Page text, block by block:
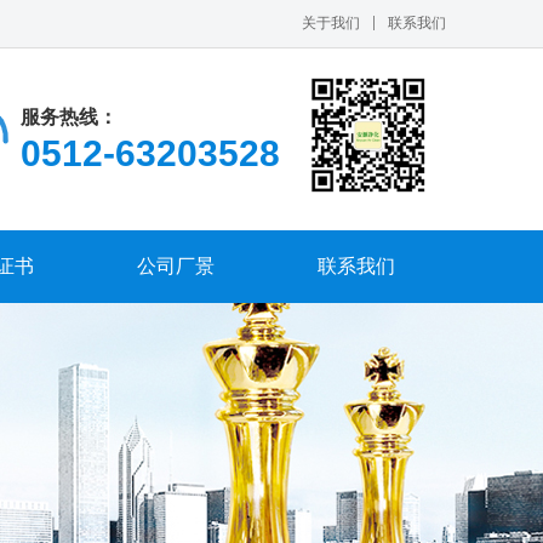
关于我们 联系我们
服务热线：
0512-63203528
书 公司厂景 联系我们